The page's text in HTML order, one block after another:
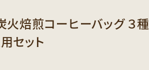
手渡し用の袋類
火焙煎コーヒーバッグ ３種
セット